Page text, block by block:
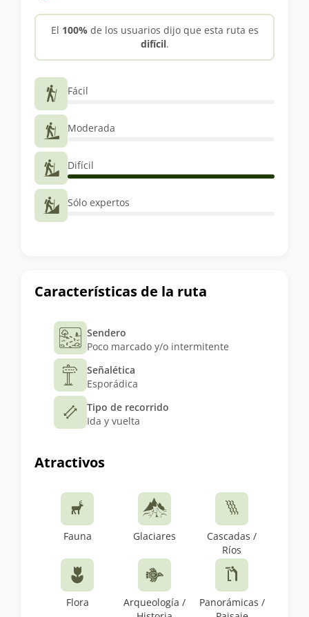
Características de la ruta
Sendero
Poco marcado y/o intermitente
Señalética
Esporádica
Tipo de recorrido
Ida y vuelta
Atractivos
Fauna Glaciares
Cascadas /
Ríos
Flora
Arqueología /
Panorámicas /
El 100% de los usuarios dijo que esta ruta es
difícil.
Fácil
Moderada
Difícil
Sólo expertos